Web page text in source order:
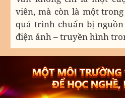
viên, mà còn là một
quá trình chuẩn bị
điện ảnh – truyền hình